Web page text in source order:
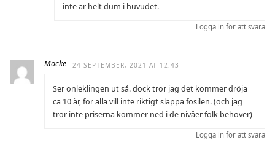
inte är helt dum i huvudet.
Logga in för att svara
Mocke 24 SEPTEMBER, 2021 AT 12:43
Ser onleklingen ut så. dock tror jag det kommer dröja
ca 10 år, för alla vill inte riktigt släppa fosilen. (och jag
tror inte priserna kommer ned i de nivåer folk behöver)
Logga in för att svara